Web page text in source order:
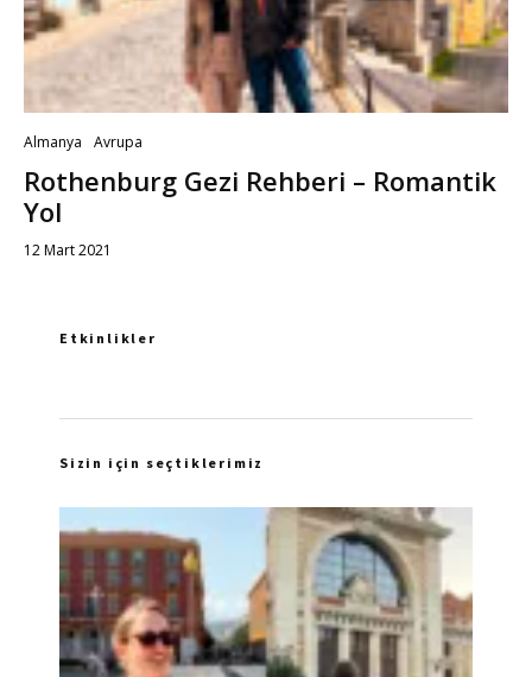
Almanya Avrupa
Rothenburg Gezi Rehberi – Romantik
Yol
12 Mart 2021
Etkinlikler
Sizin için seçtiklerimiz